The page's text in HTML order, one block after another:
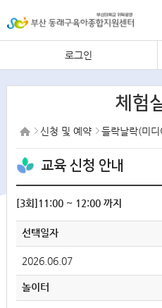
로그인
체험
신청 및 예약 들락날락(미
교육 신청 안내
[3회]11:00 ~ 12:00 까지
선택일자
2026.06.07
놀이터